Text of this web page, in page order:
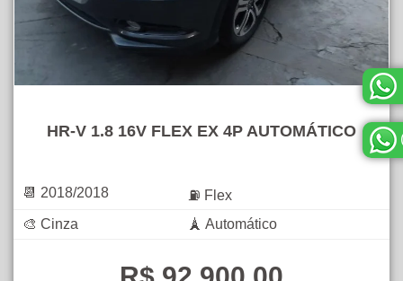
HR-V 1.8 16V FLEX EX 4P AUTOMÁTICO
📆 2018/2018
⛽ Flex
🎨 Cinza
🗼 Automático